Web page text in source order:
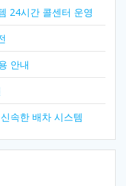
24시간 콜센터 운영
안내
속한 배차 시스템